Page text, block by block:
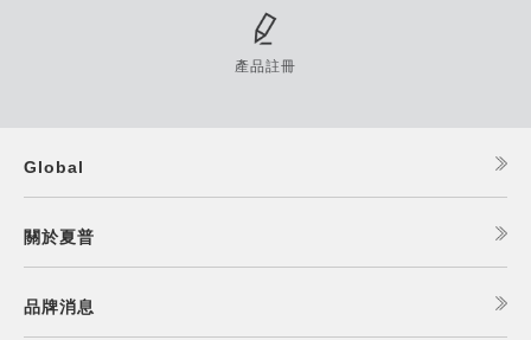
產品註冊
Global
關於夏普
品牌消息